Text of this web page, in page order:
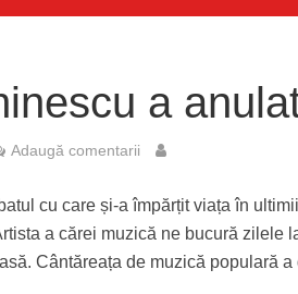
a
Adaugă comentarii
cu care și-a împărțit viața în
a cărei muzică ne bucură zilele
Cântăreața de muzică populară